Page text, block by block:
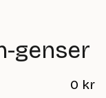
genser
0 kr